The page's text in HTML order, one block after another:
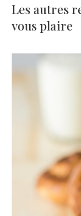
Les autres
vous plaire